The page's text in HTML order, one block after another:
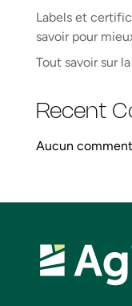
Labels et
savoir pour
Tout savoir sur
Recent
Aucun